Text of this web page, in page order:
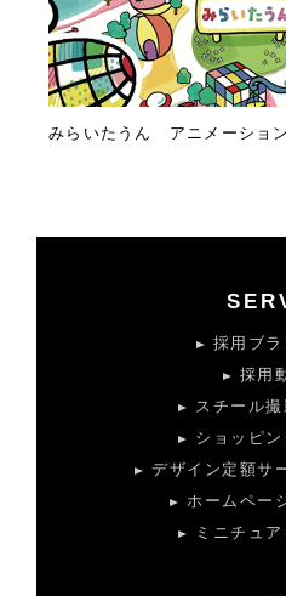
みらいたうん アニメーショ
採用ブ
採用
スチール
ショッピ
デザイン定額サ
ホームペー
ミニチュ